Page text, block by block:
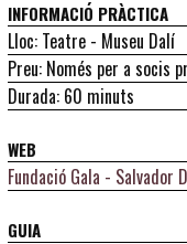
INFORMACIÓ PRÀCTICA
Lloc: Teatre - Museu Dalí
Preu: Només per a socis
Durada: 60 minuts
WEB
Fundació Gala - Salvador
GUIA